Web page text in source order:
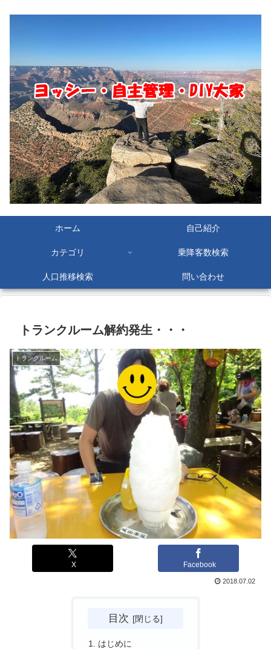
ホーム 自己紹介
カテゴリ 乗降客数検索
人口推移検索 問い合わせ
トランクルーム解約発生・・・
トランクルーム
X Facebook
2018.07.02
目次
はじめに